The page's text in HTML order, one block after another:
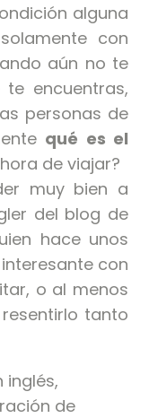
alguna
con
aún no te
encuentras,
personas de
qué es el
de viajar?
muy bien a
del blog de
hace unos
con
o al menos
tanto
inglés,
de